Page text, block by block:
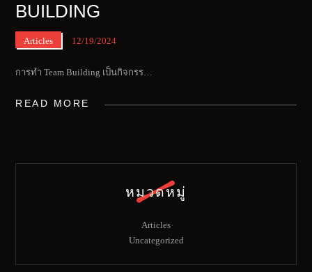
BUILDING
Articles 12/19/2024
การทำ Team Building เป็นกิจกรร…
READ MORE
หมวดหมู่
Articles
Uncategorized